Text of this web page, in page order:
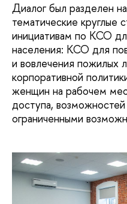
Диалог был разделен
тематические круглые
инициативам по КСО
населения: КСО для
и вовлечения пожилых
корпоративной
женщин на рабочем
доступа,
ограниченными